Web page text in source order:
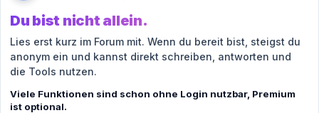
Du bist nicht allein.
Lies erst kurz im Forum mit. Wenn du bereit bist, steigst du
anonym ein und kannst direkt schreiben, antworten und
die Tools nutzen.
Viele Funktionen sind schon ohne Login nutzbar, Premium
ist optional.